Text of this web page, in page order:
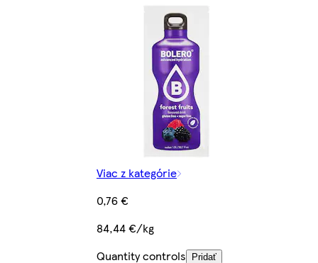
Viac z kategórie
0,76 €
84,44 €/kg
Quantity controls
Pridať